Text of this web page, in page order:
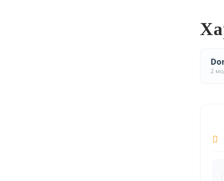
2